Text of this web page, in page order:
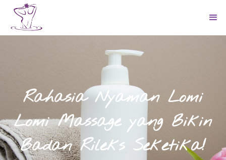
Rahasia Nyaman Lomi
Lomi Massage yang Bikin
Badan Rileks Seketika!